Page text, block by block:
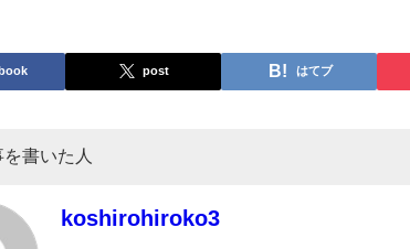
post はてブ
を書いた人
koshirohiroko3